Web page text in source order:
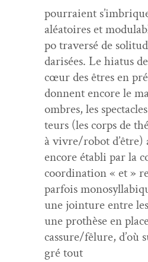
pour­raient
aléa­toires et
po tra­ver­sé de
darisées. Le hia­tus
cœur des êtres en
don­nent encore le
ombres, les
teurs (les corps de
à vivre/robot
encore établi par la
coor­di­na­tion « et »
par­fois
une join­ture entre
une pro­thèse en
cassure/fêlure,
gré tout